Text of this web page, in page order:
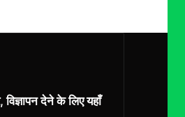
देने के लिए यहाँ